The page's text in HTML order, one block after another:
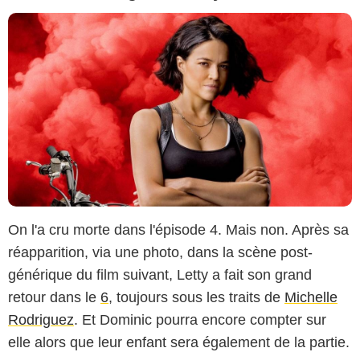
On l'a cru morte dans l'épisode 4. Mais non. Après sa
réapparition, via une photo, dans la scène post-
générique du film suivant, Letty a fait son grand
retour dans le 6, toujours sous les traits de Michelle
Rodriguez. Et Dominic pourra encore compter sur
elle alors que leur enfant sera également de la partie.